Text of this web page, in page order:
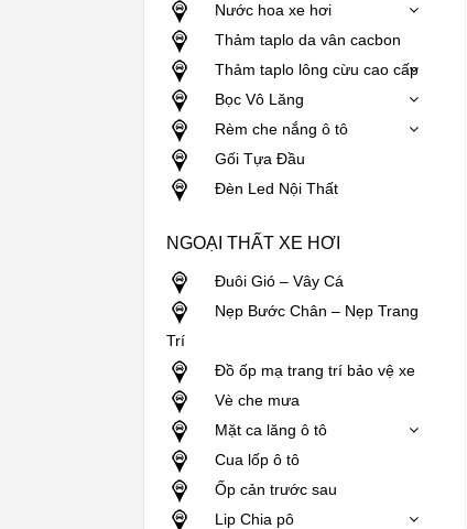
Nước hoa xe hơi
Thảm taplo da vân cacbon
Thảm taplo lông cừu cao cấp
Bọc Vô Lăng
Rèm che nắng ô tô
Gối Tựa Đầu
Đèn Led Nội Thất
NGOẠI THẤT XE HƠI
Đuôi Gió – Vây Cá
Nẹp Bước Chân – Nẹp Trang
Trí
Đồ ốp mạ trang trí bảo vệ xe
Vè che mưa
Mặt ca lăng ô tô
Cua lốp ô tô
Ốp cản trước sau
Lip Chia pô